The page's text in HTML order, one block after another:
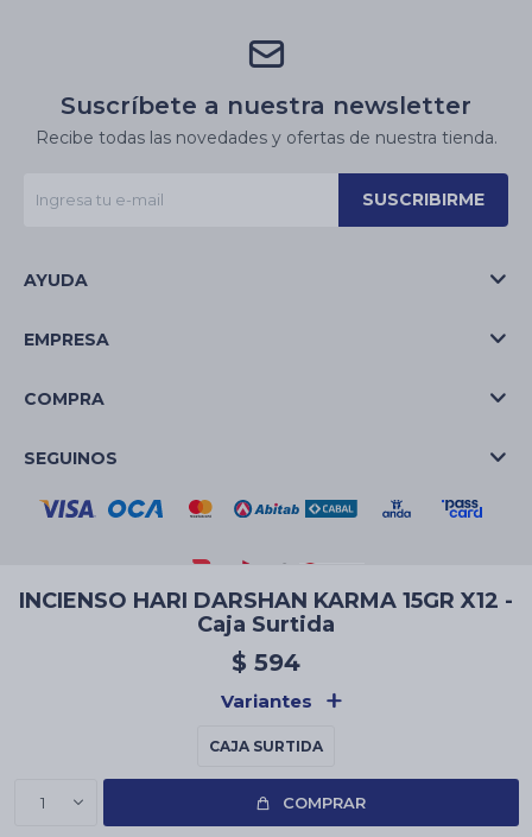
INCIENSO HARI DARSHAN KARMA 15GR X12 -
Caja Surtida
$ 594
Variantes
CAJA SURTIDA
1 COMPRAR
Suscríbete a nuestra newsletter
Recibe todas las novedades y ofertas de nuestra tienda.
SUSCRIBIRME
AYUDA
EMPRESA
COMPRA
SEGUINOS
© Copyright 2026 / La Casa de las Velas